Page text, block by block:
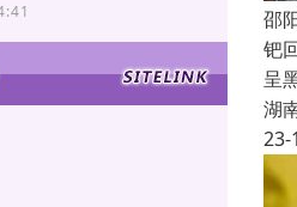
邵
钯
呈
湖
23-